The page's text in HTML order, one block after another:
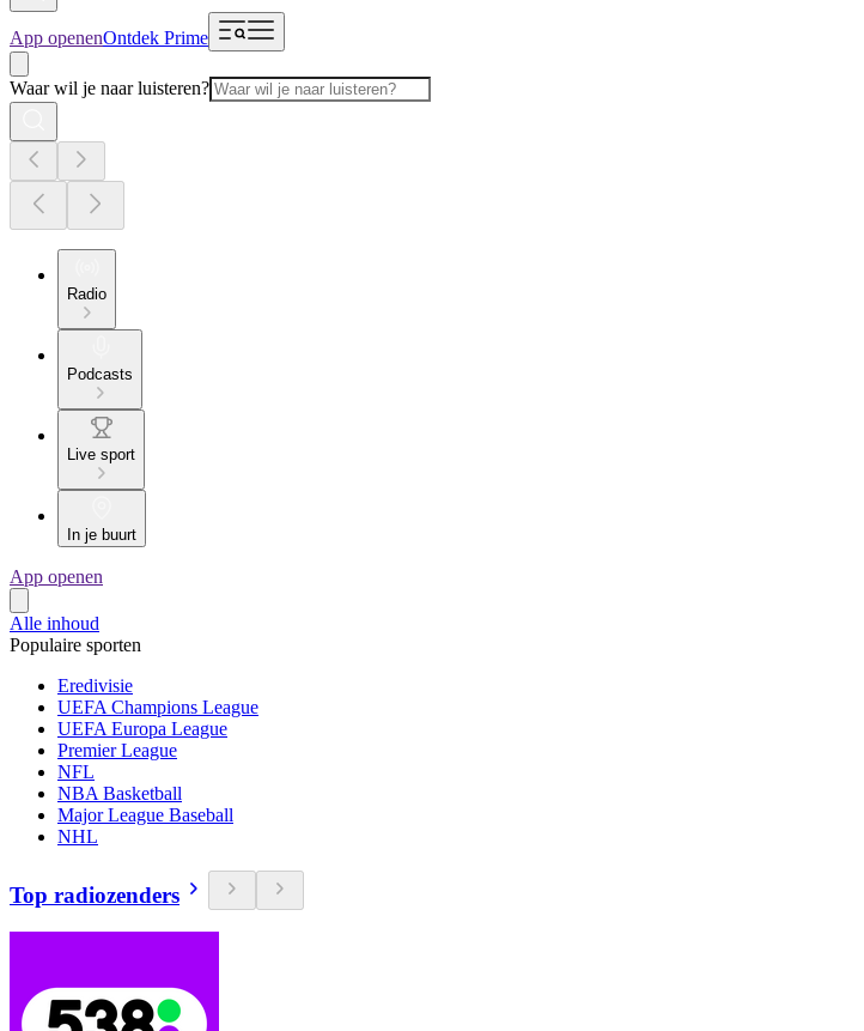
App openenOntdek Prime
Waar wil je naar luisteren?
Radio
Podcasts
Live sport
In je buurt
App openen
Alle inhoud
Populaire sporten
Eredivisie
UEFA Champions League
UEFA Europa League
Premier League
NFL
NBA Basketball
Major League Baseball
NHL
Top radiozenders